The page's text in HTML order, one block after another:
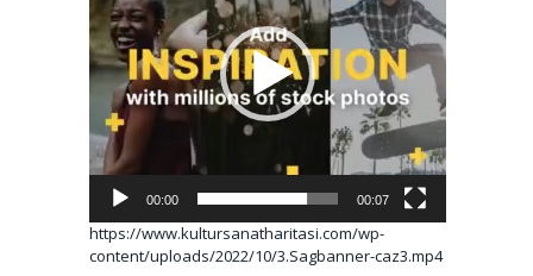
00:00 00:07
https://www.kultursanatharitasi.com/wp-
content/uploads/2022/10/3.Sagbanner-caz3.mp4